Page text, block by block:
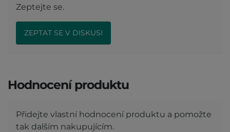
Zeptejte se.
ZEPTAT SE V DISKUSI
Hodnocení produktu
Přidejte vlastní hodnocení produktu a pomožte
tak dalším nakupujícím.